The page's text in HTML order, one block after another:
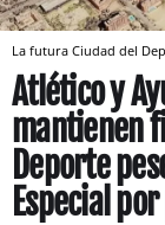
La futura Ciudad del
Atlético y
mantienen
Deporte
Especial